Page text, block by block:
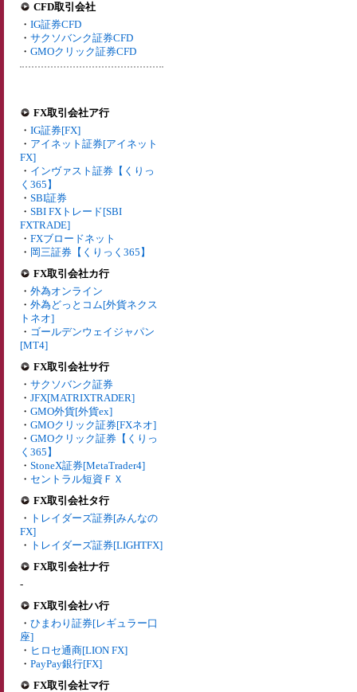
CFD取引会社
・ IG証券CFD
・ サクソバンク証券CFD
・ GMOクリック証券CFD
FX取引会社ア行
・ IG証券[FX]
・ アイネット証券[アイネット
FX]
・ インヴァスト証券【くりっ
く365】
・ SBI証券
・ SBI FXトレード[SBI
FXTRADE]
・ FXブロードネット
・ 岡三証券【くりっく365】
FX取引会社カ行
・ 外為オンライン
・ 外為どっとコム[外貨ネクス
トネオ]
・ ゴールデンウェイジャパン
[MT4]
FX取引会社サ行
・ サクソバンク証券
・ JFX[MATRIXTRADER]
・ GMO外貨[外貨ex]
・ GMOクリック証券[FXネオ]
・ GMOクリック証券【くりっ
く365】
・ StoneX証券[MetaTrader4]
・ セントラル短資ＦＸ
FX取引会社タ行
・ トレイダーズ証券[みんなの
FX]
・ トレイダーズ証券[LIGHTFX]
FX取引会社ナ行
-
FX取引会社ハ行
・ ひまわり証券[レギュラー口
座]
・ ヒロセ通商[LION FX]
・ PayPay銀行[FX]
FX取引会社マ行